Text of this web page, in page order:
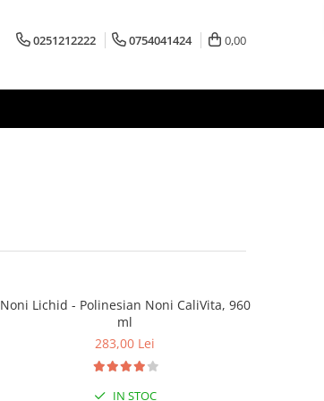
0251212222 0754041424 0,00
Noni Lichid - Polinesian Noni CaliVita, 960
ml
283,00 Lei
IN STOC